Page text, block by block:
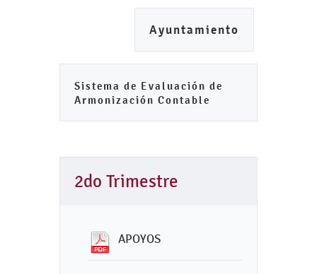
Ayuntamiento
Sistema de Evaluación de
Armonización Contable
2do Trimestre
APOYOS